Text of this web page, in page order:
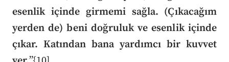
esenlik içinde girmemi sağla. (Çıkacağım
yerden de) beni doğruluk ve esenlik içinde
çıkar. Katından bana yardımcı bir kuvvet